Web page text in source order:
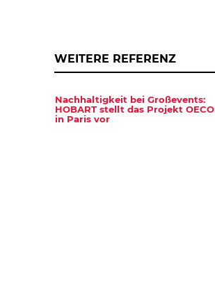
WEITERE REFERENZ
Nachhaltigkeit bei Großevents:
HOBART stellt das Projekt OECO
in Paris vor